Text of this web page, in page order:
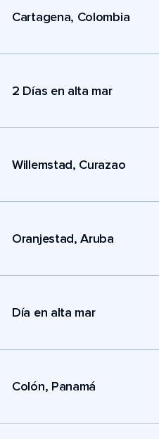
Cartagena, Colombia
2 Días en alta mar
Willemstad, Curazao
Oranjestad, Aruba
Día en alta mar
Colón, Panamá